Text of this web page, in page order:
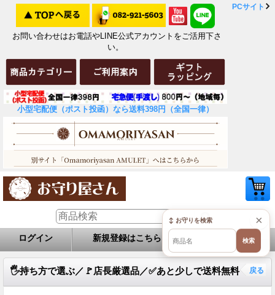
お問い合わせはお電話やLINE公式アカウントをご活用下さ
い。
小型宅配便（ポスト投函）なら送料398円（全国一律）
PCサイト
ログイン 新規登録はこちら お問い合せ
🖐️持ち方で選ぶ／🚩店長厳選品／✅あと少しで送料無料 戻る
×
↕ お守りを検索
検索